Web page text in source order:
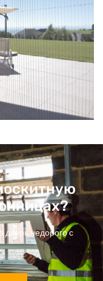
дверь недорого с